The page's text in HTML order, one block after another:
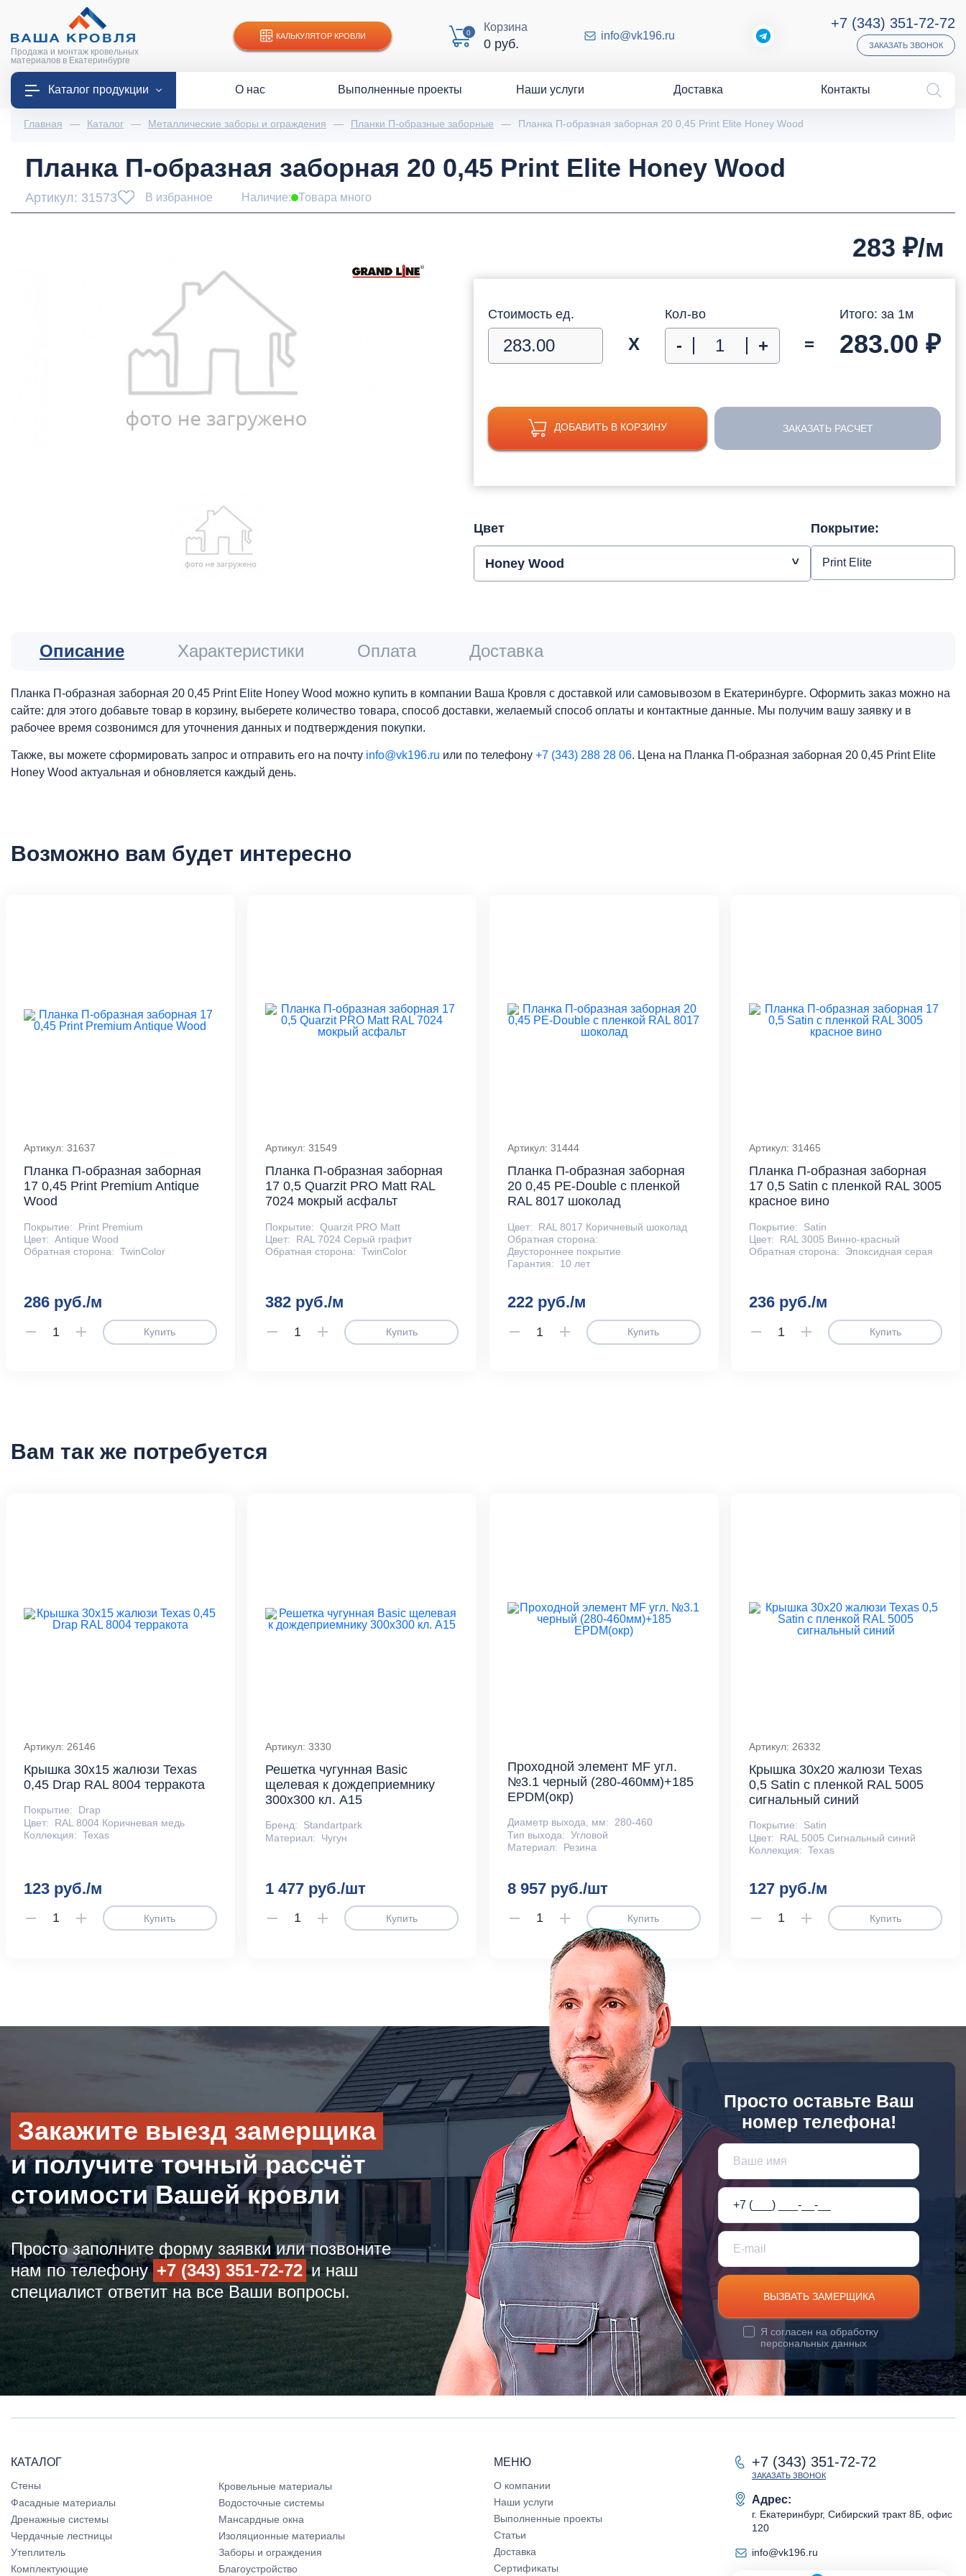
Продажа и монтаж кровельных
материалов в Екатеринбурге
КАЛЬКУЛЯТОР КРОВЛИ 0 Корзина
0 руб.
info@vk196.ru
+7 (343) 351-72-72
ЗАКАЗАТЬ ЗВОНОК
Каталог продукции О нас Выполненные проекты Наши услуги Доставка Контакты
Главная — Каталог — Металлические заборы и ограждения — Планки П-образные заборные — Планка П-образная заборная 20 0,45 Print Elite Honey Wood
Планка П-образная заборная 20 0,45 Print Elite Honey Wood
Артикул: 31573 В избранное Наличие: Товара много
283 ₽/м
Стоимость ед.
Х
Кол-во
- + =
Итого: за 1м
283.00 ₽
ДОБАВИТЬ В КОРЗИНУ ЗАКАЗАТЬ РАСЧЕТ
Цвет
Honey Wood
Покрытие:
Print Elite
Описание Характеристики Оплата Доставка
Планка П-образная заборная 20 0,45 Print Elite Honey Wood можно купить в компании Ваша Кровля с доставкой или самовывозом в Екатеринбурге. Оформить заказ можно на
сайте: для этого добавьте товар в корзину, выберете количество товара, способ доставки, желаемый способ оплаты и контактные данные. Мы получим вашу заявку и в
рабочее время созвонимся для уточнения данных и подтверждения покупки.
Также, вы можете сформировать запрос и отправить его на почту info@vk196.ru или по телефону +7 (343) 288 28 06. Цена на Планка П-образная заборная 20 0,45 Print Elite
Honey Wood актуальная и обновляется каждый день.
Возможно вам будет интересно
Артикул: 31637
Планка П-образная заборная
17 0,45 Print Premium Antique
Wood
Покрытие:
Print Premium
Цвет: Antique Wood
Обратная сторона: TwinColor
286 руб./м
Купить
Артикул: 31549
Планка П-образная заборная
17 0,5 Quarzit PRO Matt RAL
7024 мокрый асфальт
Покрытие: Quarzit PRO Matt
Цвет:
RAL 7024 Серый графит
Обратная сторона: TwinColor
382 руб./м
Купить
Артикул: 31444
Планка П-образная заборная
20 0,45 PE-Double с пленкой
RAL 8017 шоколад
Цвет:
RAL 8017 Коричневый шоколад
Обратная сторона:
Двустороннее покрытие
Гарантия:
10 лет
222 руб./м
Купить
Артикул: 31465
Планка П-образная заборная
17 0,5 Satin с пленкой RAL 3005
красное вино
Покрытие:
Satin
Цвет:
RAL 3005 Винно-красный
Обратная сторона:
Эпоксидная серая
236 руб./м
Купить
Вам так же потребуется
Артикул: 26146
Крышка 30х15 жалюзи Texas
0,45 Drap RAL 8004 терракота
Покрытие:
Drap
Цвет:
RAL 8004 Коричневая медь
Коллекция: Texas
123 руб./м
Купить
Артикул: 3330
Решетка чугунная Basic
щелевая к дождеприемнику
300x300 кл. А15
Бренд:
Standartpark
Материал:
Чугун
1 477 руб./шт
Купить
Проходной элемент MF угл.
№3.1 черный (280-460мм)+185
EPDM(окр)
Диаметр выхода, мм: 280-460
Тип выхода: Угловой
Материал:
Резина
8 957 руб./шт
Купить
Артикул: 26332
Крышка 30х20 жалюзи Texas
0,5 Satin с пленкой RAL 5005
сигнальный синий
Покрытие:
Satin
Цвет:
RAL 5005 Сигнальный синий
Коллекция: Texas
127 руб./м
Купить
Закажите выезд замерщика
и получите точный рассчёт
стоимости Вашей кровли
Просто заполните форму заявки или позвоните
нам по телефону +7 (343) 351-72-72и наш
специалист ответит на все Ваши вопросы.
Просто оставьте Ваш
номер телефона!
ВЫЗВАТЬ ЗАМЕРЩИКА
Я согласен на обработку
персональных данных
КАТАЛОГ
Стены
Кровельные материалы
Фасадные материалы
Водосточные системы
Дренажные системы
Мансардные окна
Чердачные лестницы
Изоляционные материалы
Утеплитель
Заборы и ограждения
Комплектующие
Благоустройство
МЕНЮ
О компании
Наши услуги
Выполненные проекты
Статьи
Доставка
Сертификаты
+7 (343) 351-72-72
ЗАКАЗАТЬ ЗВОНОК
Адрес:
г. Екатеринбург, Сибирский тракт 8Б, офис
120
info@vk196.ru